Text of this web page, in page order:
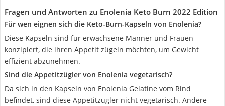
Fragen und Antworten zu Enolenia Keto Burn 2022 Edition
Für wen eignen sich die Keto-Burn-Kapseln von Enolenia?
Diese Kapseln sind für erwachsene Männer und Frauen
konzipiert, die ihren Appetit zügeln möchten, um Gewicht
effizient abzunehmen.
Sind die Appetitzügler von Enolenia vegetarisch?
Da sich in den Kapseln von Enolenia Gelatine vom Rind
befindet, sind diese Appetitzügler nicht vegetarisch. Andere